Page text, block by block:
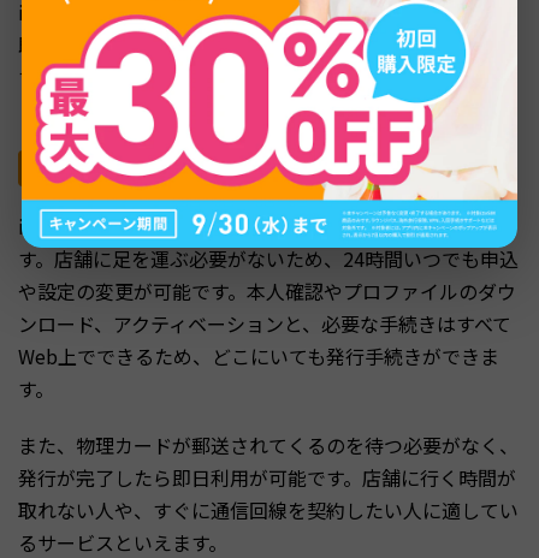
iPhone14では物理SIM+eSIMの組み合わせもできるため、
既存の契約を解約せずともデュアルSIMの構築ができま
す。気軽に複数回線を利用しやすいのも、eSIMのメリッ
トといえるでしょう。
オンラインで手続きが完結する
iPhone14のeSIMの発行手続きは、オンラインで完結しま
す。店舗に足を運ぶ必要がないため、24時間いつでも申込
や設定の変更が可能です。本人確認やプロファイルのダウ
ンロード、アクティベーションと、必要な手続きはすべて
Web上でできるため、どこにいても発行手続きができま
す。
また、物理カードが郵送されてくるのを待つ必要がなく、
発行が完了したら即日利用が可能です。店舗に行く時間が
取れない人や、すぐに通信回線を契約したい人に適してい
るサービスといえます。